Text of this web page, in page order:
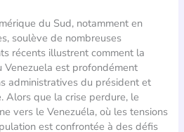
du Sud, notamment en
soulève de nombreuses
récents illustrent comment la
est profondément
administratives du président et
Alors que la crise perdure, le
vers le Venezuéla, où les tensions
est confrontée à des défis